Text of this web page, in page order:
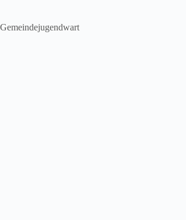
Gemeindejugendwart